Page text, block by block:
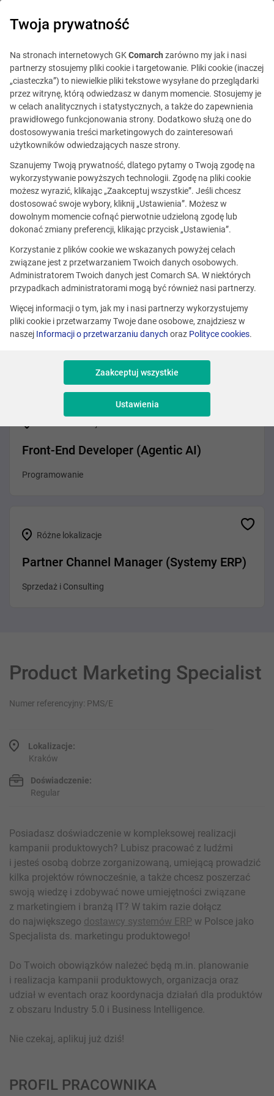
Ta oferta jest już
nieaktualna.
Zobacz podobne oferty
Kraków
Product Marketing Manager
Marketing i Design
Front-End Developer (Agentic AI)
Programowanie
Różne lokalizacje
Partner Channel Manager (Systemy ERP)
Sprzedaż i Consulting
Product Marketing Specialist
Numer referencyjny: PMS/E
Lokalizacje:
Kraków
Doświadczenie:
Regular
Posiadasz doświadczenie w kompleksowej realizacji
kampanii produktowych? Lubisz pracować z ludźmi
i jesteś osobą dobrze zorganizowaną, umiejącą prowadzić
kilka projektów równocześnie, a także chcesz poszerzać
swoją wiedzę i zdobywać nowe umiejętności związane
z marketingiem i branżą IT? W takim razie dołącz
do największego dostawcy systemów ERP w Polsce jako
Specjalista ds. marketingu produktowego!
Do Twoich obowiązków należeć będą m.in. planowanie
i realizacja kampanii produktowych, organizacja oraz
udział w eventach oraz koordynacja działań dla produktów
z obszaru Industry 5.0 i Business Intelligence.
Nie czekaj, aplikuj już dziś!
PROFIL PRACOWNIKA
Twoja prywatność
Na stronach internetowych GKComarch zarówno my jak i nasi
partnerzy stosujemy pliki cookie i targetowanie. Pliki cookie (inaczej
„ciasteczka”) to niewielkie pliki tekstowe wysyłane do przeglądarki
przez witrynę, którą odwiedzasz w danym momencie. Stosujemy je
w celach analitycznych i statystycznych, a także do zapewnienia
prawidłowego funkcjonowania strony. Dodatkowo służą one do
dostosowywania treści marketingowych do zainteresowań
użytkowników odwiedzających nasze strony.
Szanujemy Twoją prywatność, dlatego pytamy o Twoją zgodę na
wykorzystywanie powyższych technologii. Zgodę na pliki cookie
możesz wyrazić, klikając „Zaakceptuj wszystkie”. Jeśli chcesz
dostosować swoje wybory, kliknij „Ustawienia”. Możesz w
dowolnym momencie cofnąć pierwotnie udzieloną zgodę lub
dokonać zmiany preferencji, klikając przycisk „Ustawienia”.
Korzystanie z plików cookie we wskazanych powyżej celach
związane jest z przetwarzaniem Twoich danych osobowych.
Administratorem Twoich danych jest Comarch SA. W niektórych
przypadkach administratorami mogą być również nasi partnerzy.
Więcej informacji o tym, jak my i nasi partnerzy wykorzystujemy
pliki cookie i przetwarzamy Twoje dane osobowe, znajdziesz w
naszej Informacji o przetwarzaniu danych oraz Polityce cookies.
Zaakceptuj wszystkie
Ustawienia